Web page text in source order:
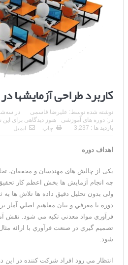
کاربرد طراحی آزمایشها
نوشته شده توسط: علیرضا قاسمی در سه‌شنبه 8
در: دوره های آموزشی
هنوز دیدگاهی برای این
بازدید ها : 3,237
چاپ ایمیل
اهداف دوره
یکی از چالش های مهندسان و محققان،
چه انجام آزمایش ها بخش اعظم کار
ولی بدون تحلیل دقیق داده ها تلاش ها
دوره با معرفي و بيان مفاهيم اصلي آمار
فرآوري مواد معدني تکيه مي شود. نقش
تصميم گيري در صنعت فرآوري با ارائه
شود.
انتظار مي رود افراد شرکت کننده در اين